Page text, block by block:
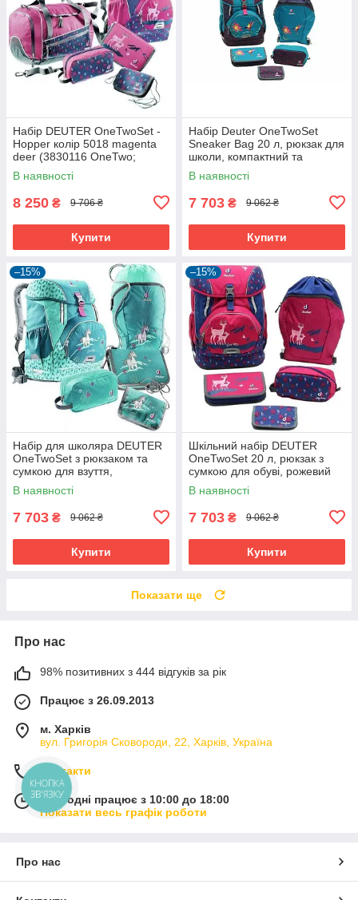
Набір DEUTER OneTwoSet -
Hopper колір 5018 magenta
deer (3830116 OneTwo;
80261 Hopper; 3890215 Chest
Wallet;
В наявності
8 250 ₴ 9 706 ₴
Купити
Набір Deuter OneTwoSet
Sneaker Bag 20 л, рюкзак для
школи, компактний та
зручний
В наявності
7 703 ₴ 9 062 ₴
Купити
–15%
Набір для школяра DEUTER
OneTwoSet з рюкзаком та
сумкою для взуття,
бірюзовий, 20 л
В наявності
7 703 ₴ 9 062 ₴
Купити
–15%
Шкільний набір DEUTER
OneTwoSet 20 л, рюкзак з
сумкою для обуві, рожевий
В наявності
7 703 ₴ 9 062 ₴
Купити
Показати ще
Про нас
98% позитивних з 444 відгуків за рік
Працює з 26.09.2013
м. Харків
вул. Григорія Сковороди, 22, Харків, Україна
Контакти
Сьогодні працює з 10:00 до 18:00
Показати весь графік роботи
Про нас
КНОПКА
ЗВ'ЯЗКУ